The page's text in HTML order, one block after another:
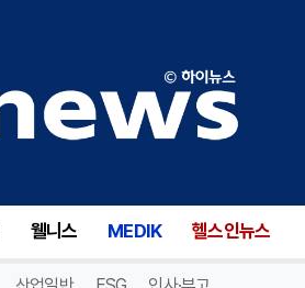
웰니스 MEDIK 헬스인뉴스